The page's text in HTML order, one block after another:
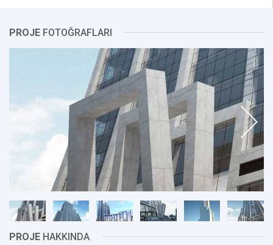
PROJE FOTOĞRAFLARI
PROJE HAKKINDA